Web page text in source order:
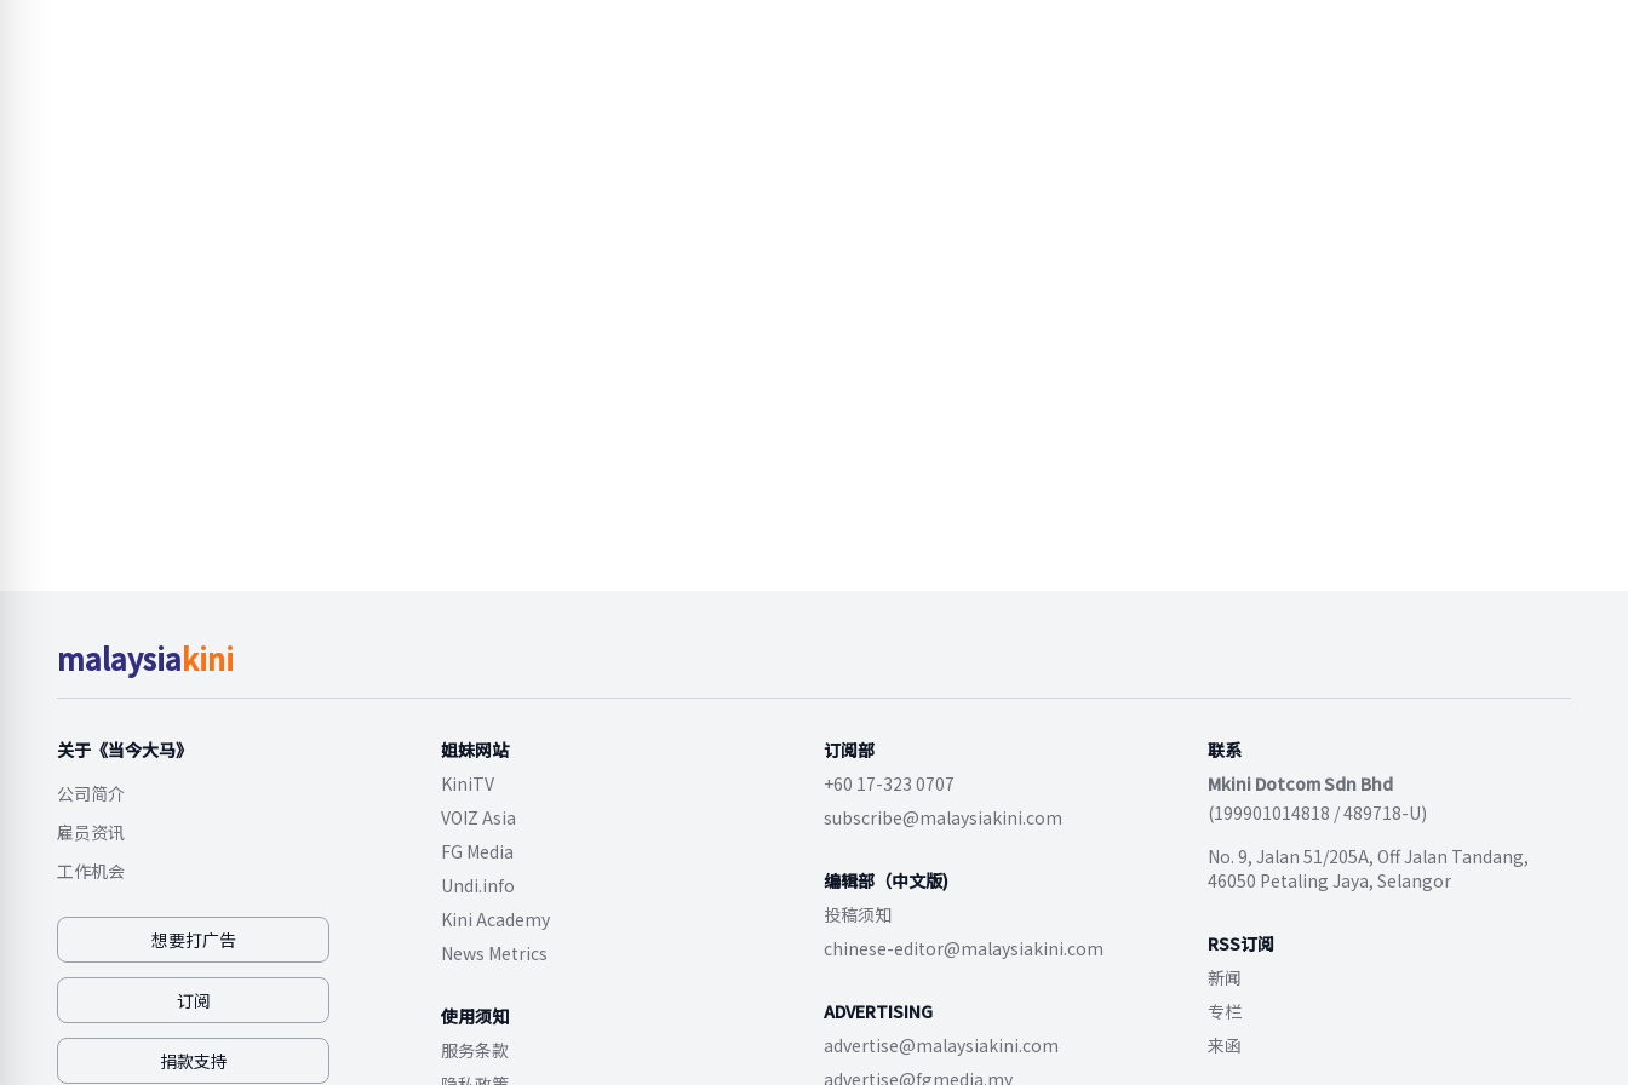
malaysiakini
关于《当今大马》
公司简介
雇员资讯
工作机会
想要打广告
订阅
捐款支持
姐妹网站
KiniTV
VOIZ Asia
FG Media
Undi.info
Kini Academy
News Metrics
使用须知
服务条款
订阅部
+60 17-323 0707
subscribe@malaysiakini.com
编辑部（中文版)
投稿须知
chinese-editor@malaysiakini.com
ADVERTISING
advertise@malaysiakini.com
advertise@fgmedia.my
联系
Mkini Dotcom Sdn Bhd
(199901014818 / 489718-U)
No. 9, Jalan 51/205A, Off Jalan Tandang,
46050 Petaling Jaya, Selangor
RSS订阅
新闻
专栏
来函